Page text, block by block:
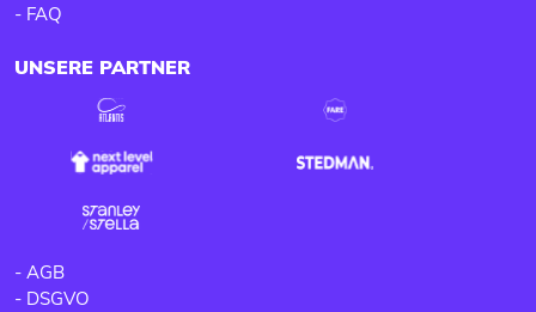
- FAQ
UNSERE PARTNER
- AGB
- DSGVO